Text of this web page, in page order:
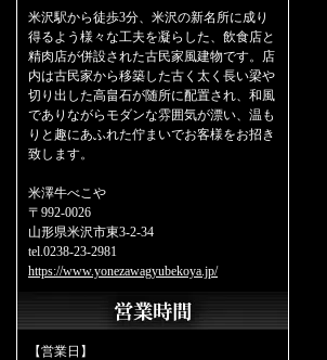
米沢駅から徒歩3分、米沢の新名所に成り
得るよう様々な工夫を凝らした、飲食店と
精肉店が併設された古民家風建物です。店
内は古民家から移築した古く太く長い梁や
切り出した高畠石が随所に配置され、和風
でありながらモダンな雰囲気が漂い、温も
りと趣にあふれた佇まいでお客様をお招き
致します。
米澤牛べこや
〒992-0026
山形県米沢市東3-2-34
tel.0238-23-2981
https://www.yonezawagyubekoya.jp/
【営業日】